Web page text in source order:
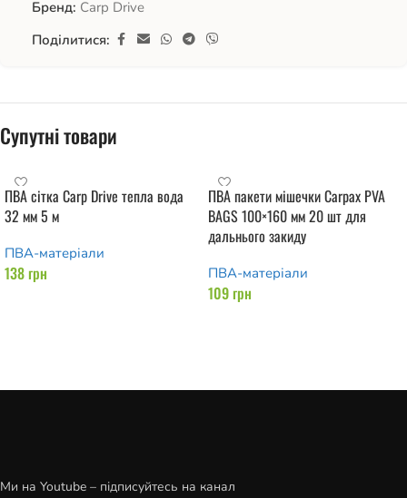
Бренд: Carp Drive
Поділитися:
Супутні товари
ПВА сітка Carp Drive тепла вода
32 мм 5 м
ПВА-матеріали
138грн
ПВА пакети мішечки Carpax PVA
BAGS 100×160 мм 20 шт для
дальнього закиду
ПВА-матеріали
109грн
Ми на Youtube – підписуйтесь на канал